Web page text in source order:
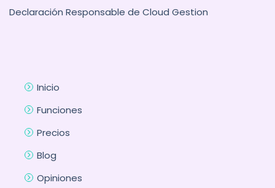
Declaración Responsable de Cloud Gestion
Inicio
Funciones
Precios
Blog
Opiniones